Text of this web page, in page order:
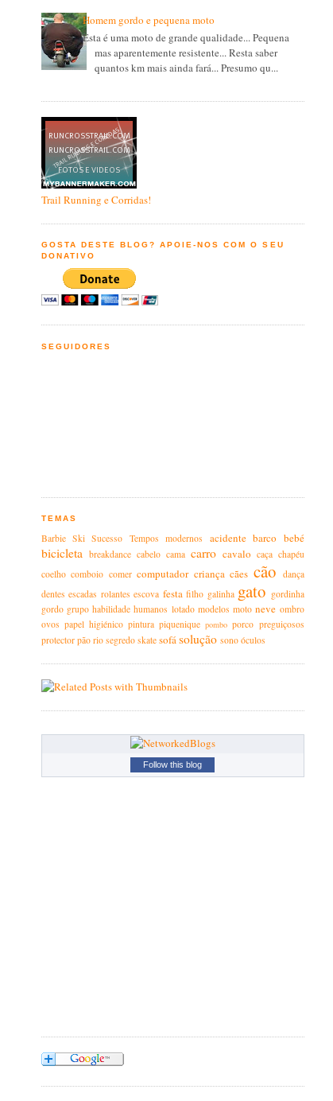
Homem gordo e pequena moto
Esta é uma moto de grande qualidade... Pequena
mas aparentemente resistente... Resta saber
quantos km mais ainda fará... Presumo qu...
Trail Running e Corridas!
GOSTA DESTE BLOG? APOIE-NOS COM O SEU
DONATIVO
SEGUIDORES
TEMAS
Barbie Ski Sucesso Tempos modernos acidente barco bebé
bicicleta breakdance cabelo cama carro cavalo caça chapéu
coelho comboio comer computador criança cães cão dança
dentes escadas rolantes escova festa filho galinha gato gordinha
gordo grupo habilidade humanos lotado modelos moto neve ombro
ovos papel higiénico pintura piquenique pombo porco preguiçosos
protector pão rio segredo skate sofásolução sono óculos
Follow this blog